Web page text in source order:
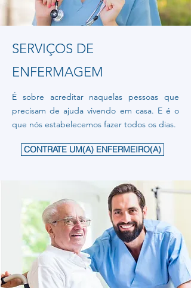
SERVIÇOS DE
ENFERMAGEM
É sobre acreditar naquelas pessoas que
precisam de ajuda vivendo em casa. E é o
que nós estabelecemos fazer todos os dias.
CONTRATE UM(A) ENFERMEIRO(A)